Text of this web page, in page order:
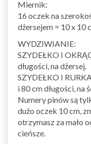
Miernik:
16 oczek na
dżersejem = 10 x 10
WYDZIWIANIE:
SZYDEŁKO I
długości, na dżersej.
SZYDEŁKO I
i 80 cm długości, na
Numery pinów są
dużo oczek 10 cm,
otrzymasz za mało
cieńsze.